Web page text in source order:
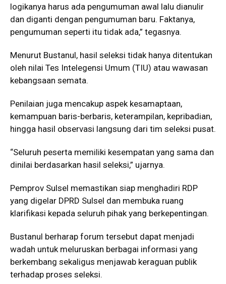
logikanya harus ada pengumuman awal lalu dianulir
dan diganti dengan pengumuman baru. Faktanya,
pengumuman seperti itu tidak ada,” tegasnya.
Menurut Bustanul, hasil seleksi tidak hanya ditentukan
oleh nilai Tes Intelegensi Umum (TIU) atau wawasan
kebangsaan semata.
Penilaian juga mencakup aspek kesamaptaan,
kemampuan baris-berbaris, keterampilan, kepribadian,
hingga hasil observasi langsung dari tim seleksi pusat.
“Seluruh peserta memiliki kesempatan yang sama dan
dinilai berdasarkan hasil seleksi,” ujarnya.
Pemprov Sulsel memastikan siap menghadiri RDP
yang digelar DPRD Sulsel dan membuka ruang
klarifikasi kepada seluruh pihak yang berkepentingan.
Bustanul berharap forum tersebut dapat menjadi
wadah untuk meluruskan berbagai informasi yang
berkembang sekaligus menjawab keraguan publik
terhadap proses seleksi.